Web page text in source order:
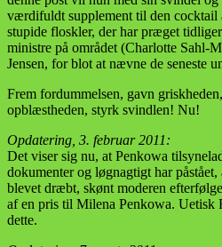
værdifuldt supplement til den
stupide floskler, der har præget
ministre på området (Charlotte Sahl-
Jensen, for blot at nævne de seneste
Frem fordummelsen, gavn
opblæstheden, styrk svindlen! Nu!
Opdatering, 3. februar 2011:
Det viser sig nu, at Penkowa
dokumenter og løgnagtigt har
blevet dræbt, skønt moderen
af en pris til Milena Penkowa. Uetisk
dette.